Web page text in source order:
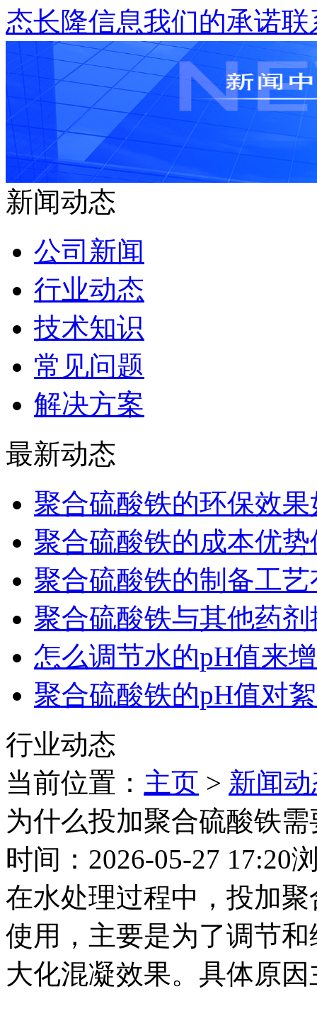
态长隆信息我们的承诺联
新闻动态
公司新闻
行业动态
技术知识
常见问题
解决方案
最新动态
聚合硫酸铁的环保效
聚合硫酸铁的成本优
聚合硫酸铁的制备工
聚合硫酸铁与其他药
怎么调节水的pH值来
聚合硫酸铁的pH值对
行业动态
当前位置： 主页 > 新闻
为什么投加聚合硫酸铁
时间：2026-05-27 17:20
在水处理过程中，投加
使用，主要是为了调节
大化混凝效果。具体原